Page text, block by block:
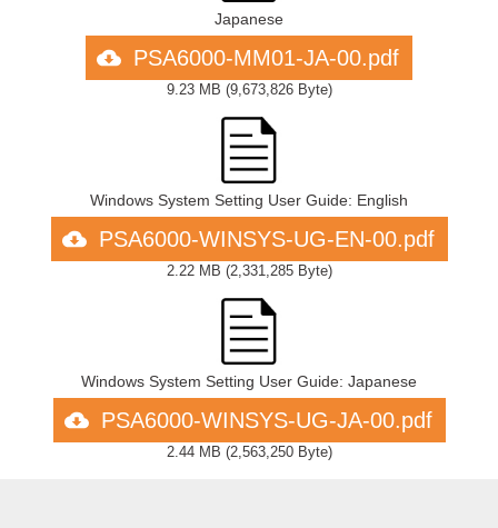
Japanese
PSA6000-MM01-JA-00.pdf
9.23 MB (9,673,826 Byte)
Windows System Setting User Guide: English
PSA6000-WINSYS-UG-EN-00.pdf
2.22 MB (2,331,285 Byte)
Windows System Setting User Guide: Japanese
PSA6000-WINSYS-UG-JA-00.pdf
2.44 MB (2,563,250 Byte)